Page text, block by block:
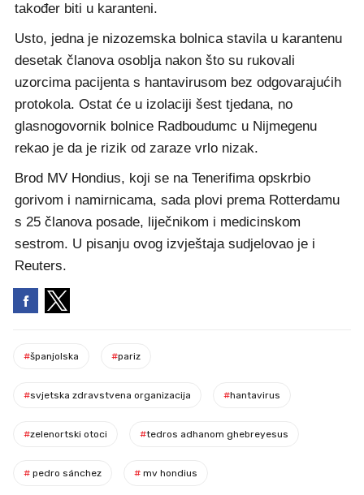
također biti u karanteni.
Usto, jedna je nizozemska bolnica stavila u karantenu
desetak članova osoblja nakon što su rukovali
uzorcima pacijenta s hantavirusom bez odgovarajućih
protokola. Ostat će u izolaciji šest tjedana, no
glasnogovornik bolnice Radboudumc u Nijmegenu
rekao je da je rizik od zaraze vrlo nizak.
Brod MV Hondius, koji se na Tenerifima opskrbio
gorivom i namirnicama, sada plovi prema Rotterdamu
s 25 članova posade, liječnikom i medicinskom
sestrom. U pisanju ovog izvještaja sudjelovao je i
Reuters.
#španjolska #pariz
#svjetska zdravstvena organizacija #hantavirus
#zelenortski otoci #tedros adhanom ghebreyesus
# pedro sánchez # mv hondius